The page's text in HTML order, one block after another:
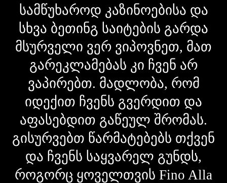
სამწუხაროდ კაზინოებისა და
სხვა ბეთინგ საიტების გარდა
მსურველი ვერ ვიპოვნეთ, მათ
გარეკლამებას კი ჩვენ არ
ვაპირებთ. მადლობა, რომ
იდექით ჩვენს გვერდით და
აფასებდით გაწეულ შრომას.
გისურვებთ წარმატებებს თქვენ
და ჩვენს საყვარელ გუნდს,
როგორც ყოველთვის Fino Alla